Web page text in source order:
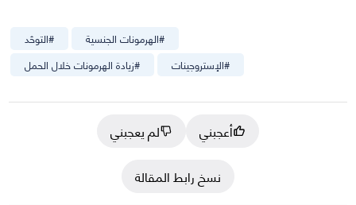
#التوحّد #الهرمونات الجنسية
#زيادة الهرمونات خلال الحمل #الإستروجينات
أعجبني
لم يعجبني
نسخ رابط المقالة